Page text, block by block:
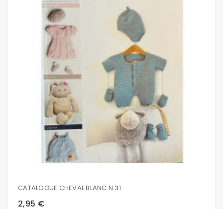
CATALOGUE CHEVAL BLANC N.31
2,95 €